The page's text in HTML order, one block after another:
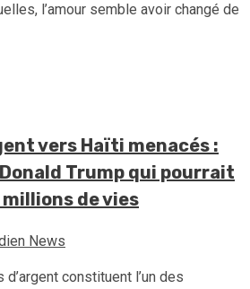
l’amour semble avoir changé de
vers Haïti menacés :
Trump qui pourrait
de vies
News
constituent l’un des